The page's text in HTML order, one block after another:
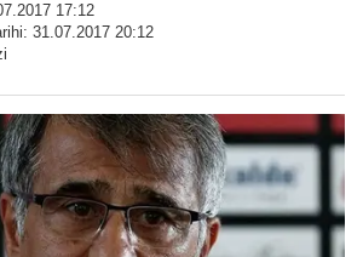
17:12
31.07.2017 20:12